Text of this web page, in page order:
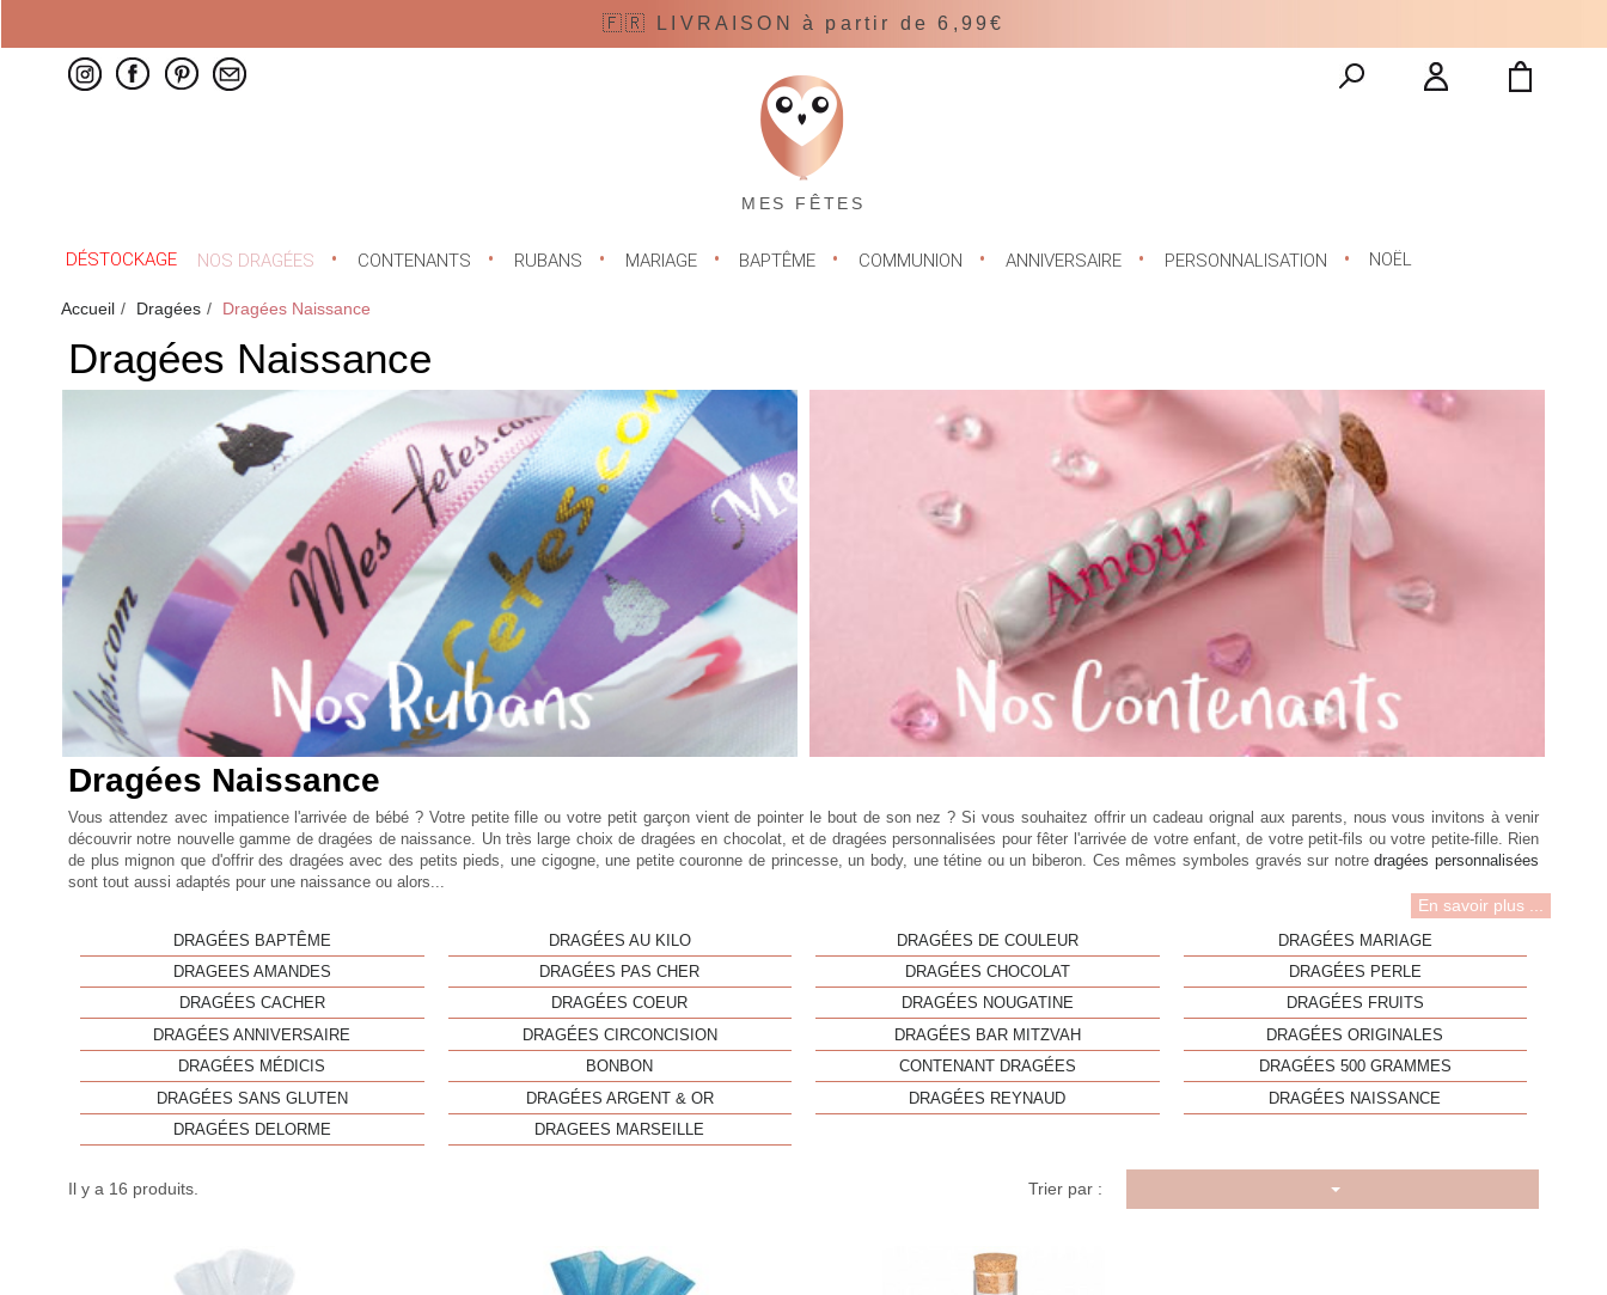
🇫🇷 LIVRAISON à partir de 6,99€
MES FÊTES
DÉSTOCKAGE NOS DRAGÉES CONTENANTS RUBANS MARIAGE BAPTÊME COMMUNION ANNIVERSAIRE PERSONNALISATION NOËL
Accueil Dragées Dragées Naissance
Dragées Naissance
Dragées Naissance
Vous attendez avec impatience l'arrivée de bébé ? Votre petite fille ou votre petit garçon vient de pointer le bout de son nez ? Si vous souhaitez offrir un cadeau orignal aux parents, nous vous invitons à venir
découvrir notre nouvelle gamme de dragées de naissance. Un très large choix de dragées en chocolat, et de dragées personnalisées pour fêter l'arrivée de votre enfant, de votre petit-fils ou votre petite-fille. Rien
de plus mignon que d'offrir des dragées avec des petits pieds, une cigogne, une petite couronne de princesse, un body, une tétine ou un biberon. Ces mêmes symboles gravés sur notredragées personnalisées
sont tout aussi adaptés pour une naissance ou alors...
En savoir plus ...
DRAGÉES BAPTÊME DRAGÉES AU KILO DRAGÉES DE COULEUR
DRAGÉES MARIAGE
DRAGEES AMANDES
DRAGÉES PAS CHER DRAGÉES CHOCOLAT
DRAGÉES PERLE
DRAGÉES CACHER
DRAGÉES COEUR DRAGÉES NOUGATINE
DRAGÉES FRUITS
DRAGÉES ANNIVERSAIRE
DRAGÉES CIRCONCISION DRAGÉES BAR MITZVAH
DRAGÉES ORIGINALES
DRAGÉES MÉDICIS
BONBON CONTENANT DRAGÉES
DRAGÉES 500 GRAMMES
DRAGÉES SANS GLUTEN
DRAGÉES ARGENT & OR DRAGÉES REYNAUD
DRAGÉES NAISSANCE
DRAGÉES DELORME
DRAGEES MARSEILLE
Il y a 16 produits. Trier par :
Aperçu rapide Aperçu rapide